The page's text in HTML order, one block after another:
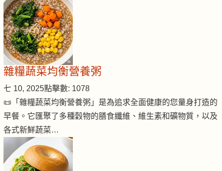
雜糧蔬菜均衡營養粥
七 10, 2025點擊數: 1078
📜「雜糧蔬菜均衡營養粥」是為追求全面健康的您量身打造的
早餐。它匯聚了多種穀物的膳食纖維、維生素和礦物質，以及
各式新鮮蔬菜…